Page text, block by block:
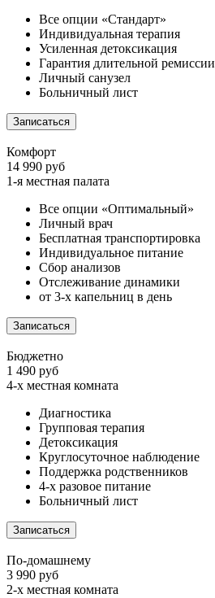
Все опции «Стандарт»
Индивидуальная терапия
Усиленная детоксикация
Гарантия длительной ремиссии
Личный санузел
Больничный лист
Записаться
Комфорт
14 990 руб
1-я местная палата
Все опции «Оптимальный»
Личный врач
Бесплатная транспортировка
Индивидуальное питание
Сбор анализов
Отслеживание динамики
от 3-х капельниц в день
Записаться
Бюджетно
1 490 руб
4-х местная комната
Диагностика
Групповая терапия
Детоксикация
Круглосуточное наблюдение
Поддержка родственников
4-х разовое питание
Больничный лист
Записаться
По-домашнему
3 990 руб
2-х местная комната